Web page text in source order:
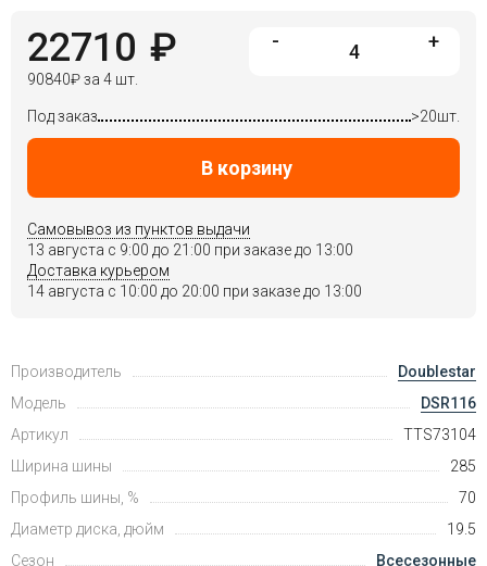
21:00
22710 ₽
90840₽за 4 шт.
- +
Под заказ >20шт.
В корзину
Самовывоз из пунктов выдачи
13 августа c 9:00 до 21:00 при заказе до 13:00
Доставка курьером
14 августа c 10:00 до 20:00 при заказе до 13:00
Производитель
Doublestar
Модель
DSR116
Артикул
TTS73104
Ширина шины
285
Профиль шины, %
70
Диаметр диска, дюйм
19.5
Сезон
Всесезонные